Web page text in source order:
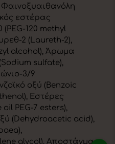
Φαινοξυαιθανόλη
εστέρας
(PEG-120 methyl
2 (Laureth-2),
alcohol), Άρωμα
sulfate),
3/9
οξύ (Benzoic
Εστέρες
PEG-7 esters),
(Dehydroacetic acid),
glycol), Αποστάγμα